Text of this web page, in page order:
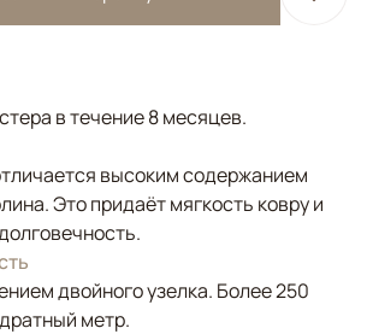
в течение 8 месяцев.
высоким содержанием
Это придаёт мягкость ковру и
двойного узелка. Более 250
метр.